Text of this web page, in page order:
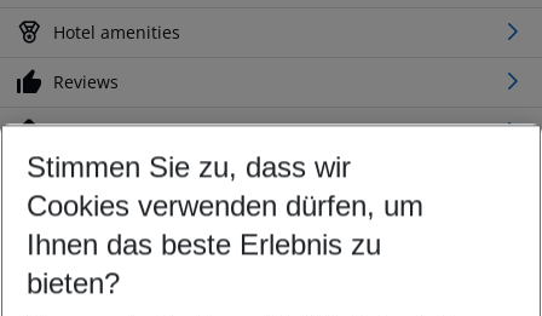
Hotel amenities
Reviews
Location
Customize your offer
Find the perfect deal which suits your best
Your departure airport
Any airport
Stimmen Sie zu, dass wir
Cookies verwenden dürfen, um
Ihnen das beste Erlebnis zu
bieten?